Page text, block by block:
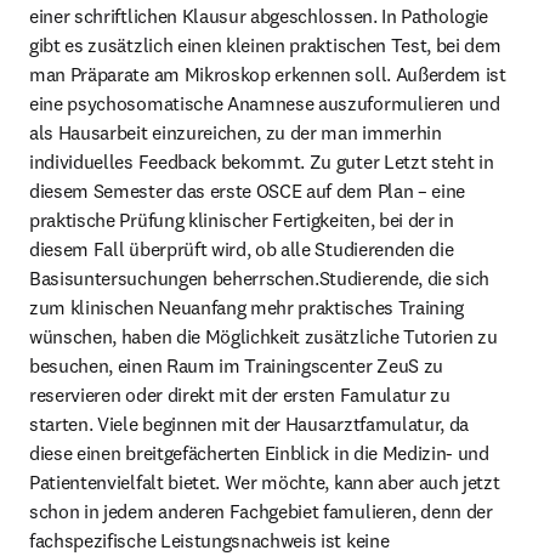
einer schriftlichen Klausur abgeschlossen. In Pathologie
gibt es zusätzlich einen kleinen praktischen Test, bei dem
man Präparate am Mikroskop erkennen soll. Außerdem ist
eine psychosomatische Anamnese auszuformulieren und
als Hausarbeit einzureichen, zu der man immerhin
individuelles Feedback bekommt. Zu guter Letzt steht in
diesem Semester das erste OSCE auf dem Plan – eine
praktische Prüfung klinischer Fertigkeiten, bei der in
diesem Fall überprüft wird, ob alle Studierenden die
Basisuntersuchungen beherrschen.Studierende, die sich
zum klinischen Neuanfang mehr praktisches Training
wünschen, haben die Möglichkeit zusätzliche Tutorien zu
besuchen, einen Raum im Trainingscenter ZeuS zu
reservieren oder direkt mit der ersten Famulatur zu
starten. Viele beginnen mit der Hausarztfamulatur, da
diese einen breitgefächerten Einblick in die Medizin- und
Patientenvielfalt bietet. Wer möchte, kann aber auch jetzt
schon in jedem anderen Fachgebiet famulieren, denn der
fachspezifische Leistungsnachweis ist keine